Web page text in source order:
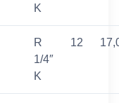
K
R
1/4″
K
12